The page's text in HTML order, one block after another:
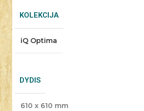
KOLEKCIJA
iQ Optima
DYDIS
610 x 610 mm